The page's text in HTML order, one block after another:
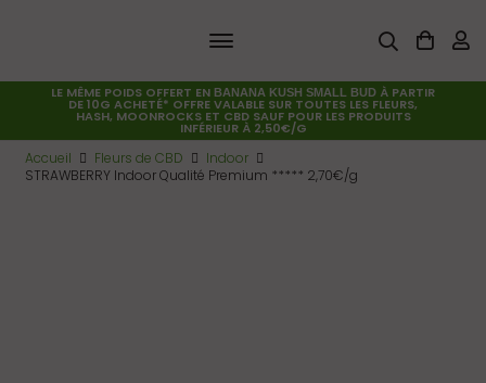
LE MÊME POIDS OFFERT EN BANANA KUSH SMALL BUD À PARTIR
DE 10G ACHETÉ* OFFRE VALABLE SUR TOUTES LES FLEURS,
HASH, MOONROCKS ET CBD SAUF POUR LES PRODUITS
INFÉRIEUR À 2,50€/G
Accueil Fleurs de CBD
Indoor
STRAWBERRY Indoor Qualité Premium ***** 2,70€/g